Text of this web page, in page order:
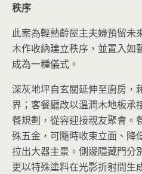
秩序
此案為輕熟齡屋主夫婦預留未
木作收納建立秩序，並置入如
成為一種儀式。
深灰地坪自玄關延伸至廚房，
界；客餐廳改以溫潤木地板承
餐規劃，從容迎接親友聚會。
殊五金，可隨時收束立面、降
拉出大器主景。側邊隱藏門分
更以特殊塗料在光影折射間生